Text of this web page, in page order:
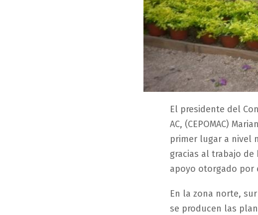
El presidente del
AC, (CEPOMAC)
primer lugar a nivel
gracias al trabajo
apoyo otorgado por
En la zona norte,
se producen las